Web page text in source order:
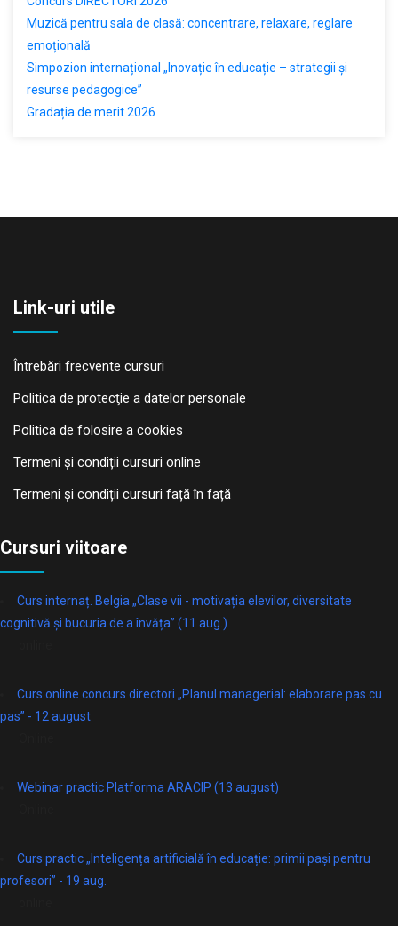
Muzică pentru sala de clasă: concentrare, relaxare, reglare
emoțională
Simpozion internațional „Inovație în educație – strategii și
resurse pedagogice”
Gradația de merit 2026
Link-uri utile
Întrebări frecvente cursuri
Politica de protecţie a datelor personale
Politica de folosire a cookies
Termeni și condiții cursuri online
Termeni și condiții cursuri față în față
Cursuri viitoare
Curs internaț. Belgia „Clase vii - motivația elevilor, diversitate
cognitivă și bucuria de a învăța” (11 aug.)
Curs online concurs directori „Planul managerial: elaborare pas cu
pas” - 12 august
Webinar practic Platforma ARACIP (13 august)
Curs practic „Inteligența artificială în educație: primii pași pentru
profesori” - 19 aug.